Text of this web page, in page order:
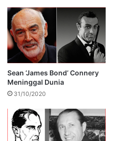
Sean ‘James Bond’ Connery
Meninggal Dunia
31/10/2020